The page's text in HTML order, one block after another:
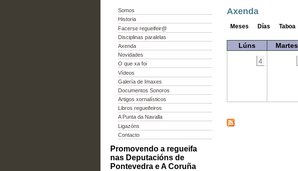
Somos
Historia
Facerse regueifeir@
Disciplinas paralelas
Axenda
Novidades
O que xa foi
Vídeos
Galería de Imaxes
Documentos Sonoros
Artigos xornalísticos
Libros regueifeiros
A Punta da Navalla
Ligazóns
Contacto
Promovendo a regueifa
nas Deputacións de
Pontevedra e A Coruña
Axenda
Meses Días Taboa
Lúns Martes
4